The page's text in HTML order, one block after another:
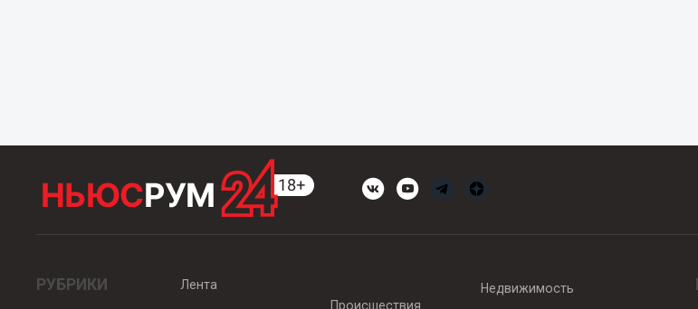
РУБРИКИ
Лента
Происшествия
Недвижимость